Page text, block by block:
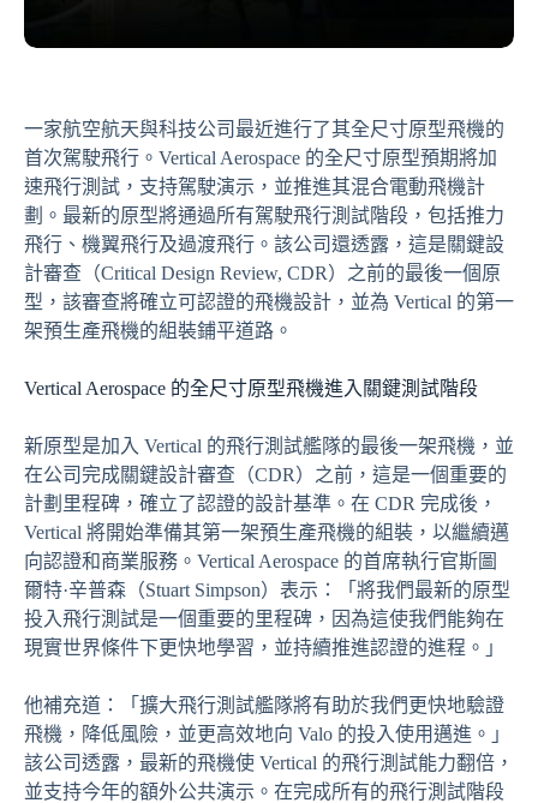
一家航空航天與科技公司最近進行了其全尺寸原型飛機的
首次駕駛飛行。Vertical Aerospace 的全尺寸原型預期將加
速飛行測試，支持駕駛演示，並推進其混合電動飛機計
劃。最新的原型將通過所有駕駛飛行測試階段，包括推力
飛行、機翼飛行及過渡飛行。該公司還透露，這是關鍵設
計審查（Critical Design Review, CDR）之前的最後一個原
型，該審查將確立可認證的飛機設計，並為 Vertical 的第一
架預生產飛機的組裝鋪平道路。
Vertical Aerospace 的全尺寸原型飛機進入關鍵測試階段
新原型是加入 Vertical 的飛行測試艦隊的最後一架飛機，並
在公司完成關鍵設計審查（CDR）之前，這是一個重要的
計劃里程碑，確立了認證的設計基準。在 CDR 完成後，
Vertical 將開始準備其第一架預生產飛機的組裝，以繼續邁
向認證和商業服務。Vertical Aerospace 的首席執行官斯圖
爾特·辛普森（Stuart Simpson）表示：「將我們最新的原型
投入飛行測試是一個重要的里程碑，因為這使我們能夠在
現實世界條件下更快地學習，並持續推進認證的進程。」
他補充道：「擴大飛行測試艦隊將有助於我們更快地驗證
飛機，降低風險，並更高效地向 Valo 的投入使用邁進。」
該公司透露，最新的飛機使 Vertical 的飛行測試能力翻倍，
並支持今年的額外公共演示。在完成所有的飛行測試階段